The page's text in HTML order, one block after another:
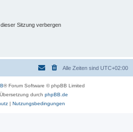
Sitzung verbergen
Alle Zeiten sind UTC+02:00
® Forum Software © phpBB Limited
durch phpBB.de
| Nutzungsbedingungen